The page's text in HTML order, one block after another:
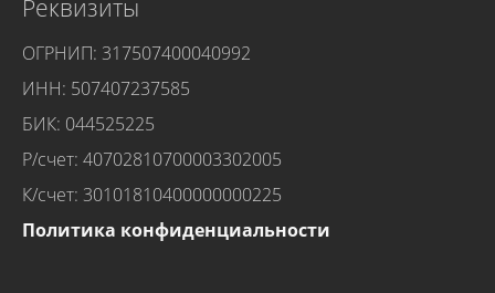
Реквизиты
ОГРНИП: 317507400040992
ИНН: 507407237585
БИК: 044525225
Р/счет: 40702810700003302005
К/счет: 30101810400000000225
Политика конфиденциальности